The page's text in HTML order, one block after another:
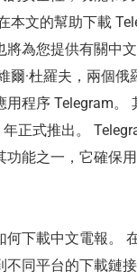
本文的幫助下載
將為您提供有關中
爾·杜羅夫，兩個俄
用程序 Telegram。
正式推出。
功能之一，它確保
何下載中文電報。
不同平台的下載鏈